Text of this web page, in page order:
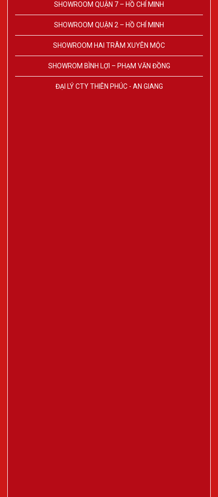
SHOWROOM QUẬN 7 – HỒ CHÍ MINH
SHOWROOM QUẬN 2 – HỒ CHÍ MINH
SHOWROOM HAI TRÂM XUYÊN MỘC
SHOWROM BÌNH LỢI – PHẠM VĂN ĐỒNG
ĐẠI LÝ CTY THIÊN PHÚC - AN GIANG